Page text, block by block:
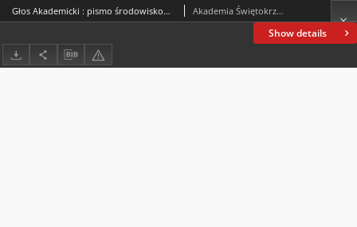
Show details
Głos Akademicki : pismo środowiskowe Akademii Świętokrzyskiej im. Jana Kochanowskiego w Kielcach. 2008, R. XV, nr 1 (53) : marzec 2008 Akademia Świętokrzyska im. Jana Kochanowskiego (Kielce)